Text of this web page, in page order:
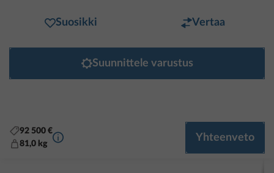
Suosikki Vertaa
Suunnittele varustus
92 500 €
81,0 kg
Lisätietoa Yhteenveto